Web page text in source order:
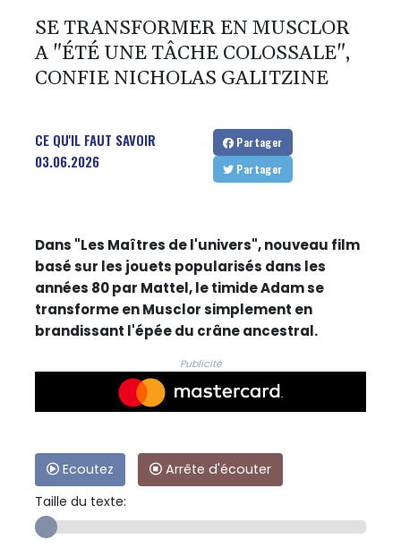
SE TRANSFORMER EN MUSCLOR
A "ÉTÉ UNE TÂCHE COLOSSALE",
CONFIE NICHOLAS GALITZINE
CE QU'IL FAUT SAVOIR
03.06.2026
Partager
Partager
Dans "Les Maîtres de l'univers", nouveau film
basé sur les jouets popularisés dans les
années 80 par Mattel, le timide Adam se
transforme en Musclor simplement en
brandissant l'épée du crâne ancestral.
Publicité
Ecoutez
Arrête d'écouter
Taille du texte: